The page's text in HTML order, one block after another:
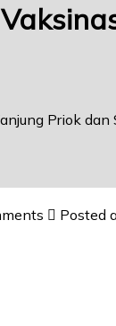
Priok dan
Posted